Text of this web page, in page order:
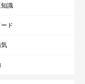
識
ド